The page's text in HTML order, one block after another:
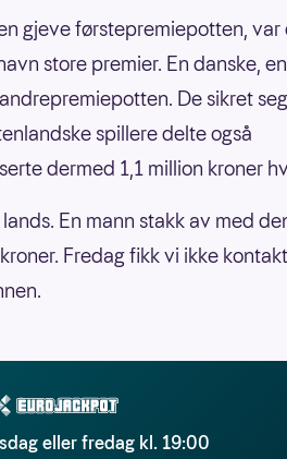
gjeve førstepremiepotten,
store premier. En danske,
De sikret
spillere delte også
dermed 1,1 million kroner
En mann stakk av med
Fredag fikk vi ikke
eller fredag kl. 19:00